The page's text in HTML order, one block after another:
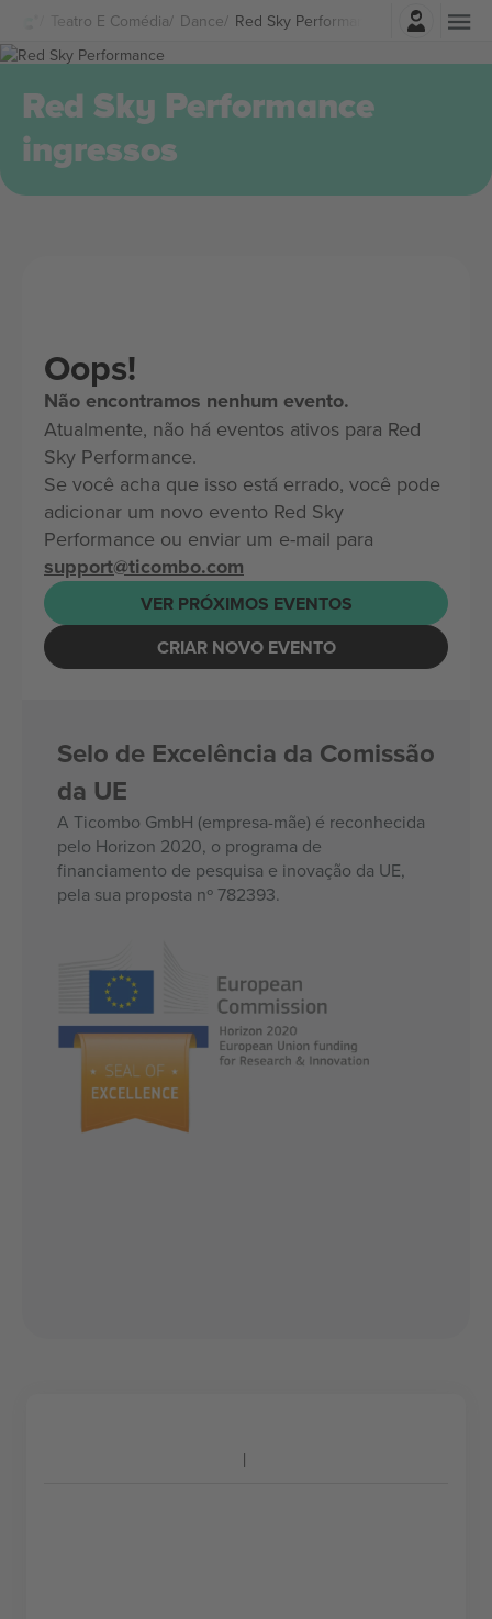
Teatro E Comédia Dance Red Sky Performance Ingressos
Entrar
Red Sky Performance
ingressos
Oops!
Não encontramos nenhum evento.
Atualmente, não há eventos ativos para Red
Sky Performance.
Se você acha que isso está errado, você pode
adicionar um novo evento Red Sky
Performance ou enviar um e-mail para
support@ticombo.com
VER PRÓXIMOS EVENTOS
CRIAR NOVO EVENTO
Selo de Excelência da Comissão
da UE
A Ticombo GmbH (empresa-mãe) é reconhecida
pelo Horizon 2020, o programa de
financiamento de pesquisa e inovação da UE,
pela sua proposta nº 782393.